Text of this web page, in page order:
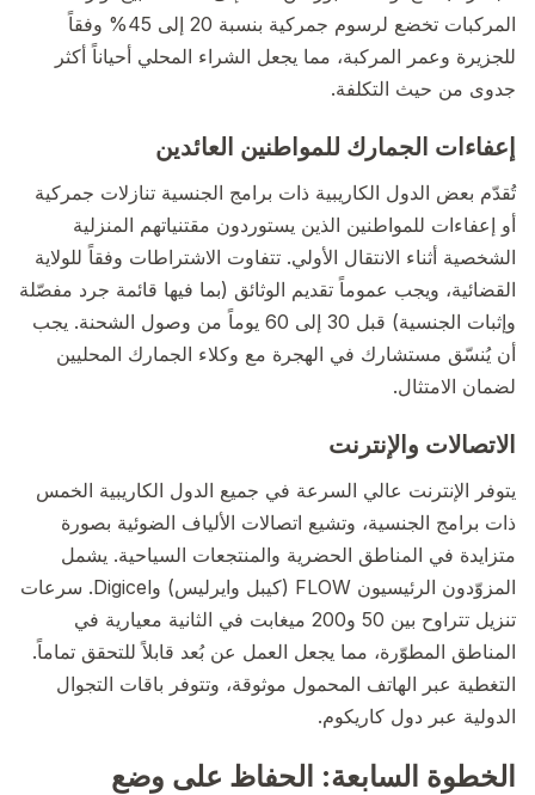
المركبات تخضع لرسوم جمركية بنسبة 20 إلى 45% وفقاً
للجزيرة وعمر المركبة، مما يجعل الشراء المحلي أحياناً أكثر
جدوى من حيث التكلفة.
إعفاءات الجمارك للمواطنين العائدين
تُقدّم بعض الدول الكاريبية ذات برامج الجنسية تنازلات جمركية
أو إعفاءات للمواطنين الذين يستوردون مقتنياتهم المنزلية
الشخصية أثناء الانتقال الأولي. تتفاوت الاشتراطات وفقاً للولاية
القضائية، ويجب عموماً تقديم الوثائق (بما فيها قائمة جرد مفصّلة
وإثبات الجنسية) قبل 30 إلى 60 يوماً من وصول الشحنة. يجب
أن يُنسّق مستشارك في الهجرة مع وكلاء الجمارك المحليين
لضمان الامتثال.
الاتصالات والإنترنت
يتوفر الإنترنت عالي السرعة في جميع الدول الكاريبية الخمس
ذات برامج الجنسية، وتشيع اتصالات الألياف الضوئية بصورة
متزايدة في المناطق الحضرية والمنتجعات السياحية. يشمل
المزوّدون الرئيسيون FLOW (كيبل وايرليس) وDigicel. سرعات
تنزيل تتراوح بين 50 و200 ميغابت في الثانية معيارية في
المناطق المطوّرة، مما يجعل العمل عن بُعد قابلاً للتحقق تماماً.
التغطية عبر الهاتف المحمول موثوقة، وتتوفر باقات التجوال
الدولية عبر دول كاريكوم.
الخطوة السابعة: الحفاظ على وضع